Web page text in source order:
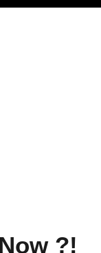
?!